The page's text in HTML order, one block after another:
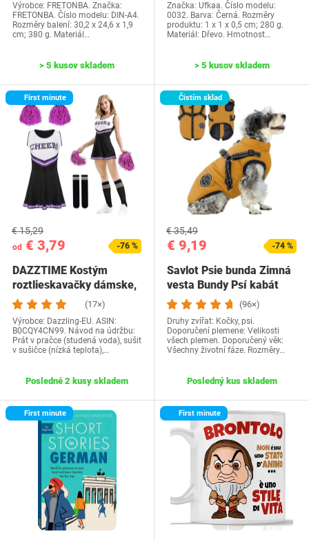
Výrobce: FRETONBA. Značka:
FRETONBA. Číslo modelu: DIN-A4.
Rozměry balení: 30,2 x 24,6 x 1,9
cm; 380 g. Materiál…
> 5 kusov skladem
Značka: Ufkaa. Číslo modelu:
0032. Barva: Černá. Rozměry
produktu: 1 x 1 x 0,5 cm; 280 g.
Materiál: Dřevo. Hmotnost…
> 5 kusov skladem
First minute
od € 3,79
€ 15,29
-76 %
DAZZTIME Kostým
roztlieskavačky dámske,
kostým…
(17×)
Výrobce: Dazzling-EU. ASIN:
B0CQY4CN99. Návod na údržbu:
Prát v pračce (studená voda), sušit
v sušičce (nízká teplota),…
Posledné 2 kusy skladem
Čistím sklad
€ 9,19
€ 35,49
-74 %
Savlot Psie bunda Zimná
vesta Bundy Psí kabát
Psí sveter…
(96×)
Druhy zvířat: Kočky, psi.
Doporučení plemene: Velikosti
všech plemen. Doporučený věk:
Všechny životní fáze. Rozměry…
Posledný kus skladem
First minute First minute